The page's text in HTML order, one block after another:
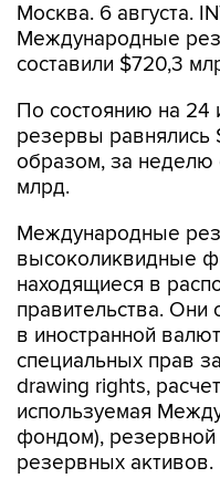
Москва. 6 августа.
Международные
составили $720,3
По состоянию на
резервы равнялись
образом, за неделю
млрд.
Международные
высоколиквидные
находящиеся в
правительства. Они
в иностранной
специальных прав
drawing rights,
используемая
фондом),
резервных активов.